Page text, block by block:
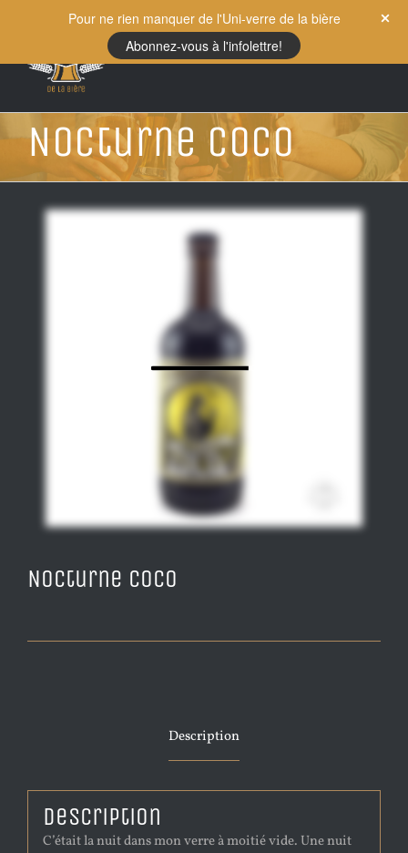
content
Nocturne Coco
Nocturne Coco
Description
Description
C’était la nuit dans mon verre à moitié vide. Une nuit
Pour ne rien manquer de l'Uni-verre de la bière
Abonnez-vous à l'infolettre!